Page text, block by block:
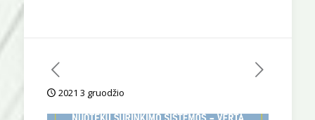
2021 3 gruodžio